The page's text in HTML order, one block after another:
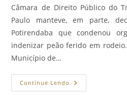
Câmara de Direito Público do
Paulo manteve, em parte,
Potirendaba que condenou
indenizar peão ferido em
Município de…
Continue Lendo Município
E